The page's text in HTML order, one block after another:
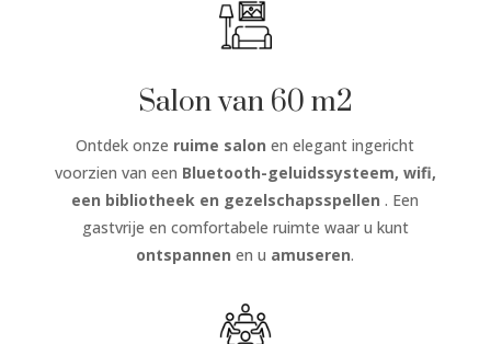
Salon van 60 m2
Ontdek onze ruime salon en elegant ingericht
voorzien van een Bluetooth-geluidssysteem, wifi,
een bibliotheek en gezelschapsspellen. Een
gastvrije en comfortabele ruimte waar u kunt
ontspannen en u amuseren.